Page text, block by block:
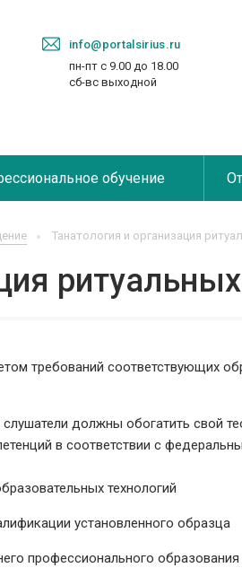
info@portalsirius.ru
пн-пт с 9.00 до 18.00
сб-вс выходной
обучение
Танатология и организация
требований соответствующих
должны обогатить свой
в соответствии с
технологий
установленного образца
профессионального образования